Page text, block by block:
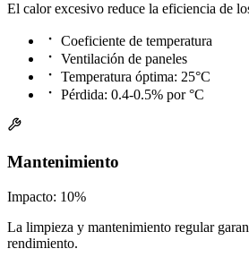
El calor excesivo reduce la eficiencia de
Coeficiente de temperatura
Ventilación de paneles
Temperatura óptima: 25°C
Pérdida: 0.4-0.5% por °C
Mantenimiento
Impacto: 10%
La limpieza y mantenimiento regular
rendimiento.